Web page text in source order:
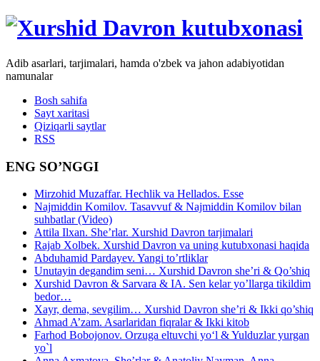
Adib asarlari, tarjimalari, hamda o'zbek va jahon adabiyotidan
namunalar
Bosh sahifa
Sayt xaritasi
Qiziqarli saytlar
RSS
ENG SO’NGGI
Mirzohid Muzaffar. Hechlik va Hellados. Esse
Najmiddin Komilov. Tasavvuf & Najmiddin Komilov bilan
suhbatlar (Video)
Attila Ilxan. She’rlar. Xurshid Davron tarjimalari
Rajab Xolbek. Xurshid Davron va uning kutubxonasi haqida
Abduhamid Pardayev. Yangi to’rtliklar
Unutayin degandim seni… Xurshid Davron she’ri & Qo’shiq
Xurshid Davron & Sarvara & IA. Sen kelar yo’llarga tikildim
bedor…
Xayr, dema, sevgilim… Xurshid Davron she’ri & Ikki qo’shiq
Ahmad A’zam. Asarlaridan fiqralar & Ikki kitob
Farhod Bobojonov. Orzuga eltuvchi yo‘l & Yulduzlar yurgan
yo`l